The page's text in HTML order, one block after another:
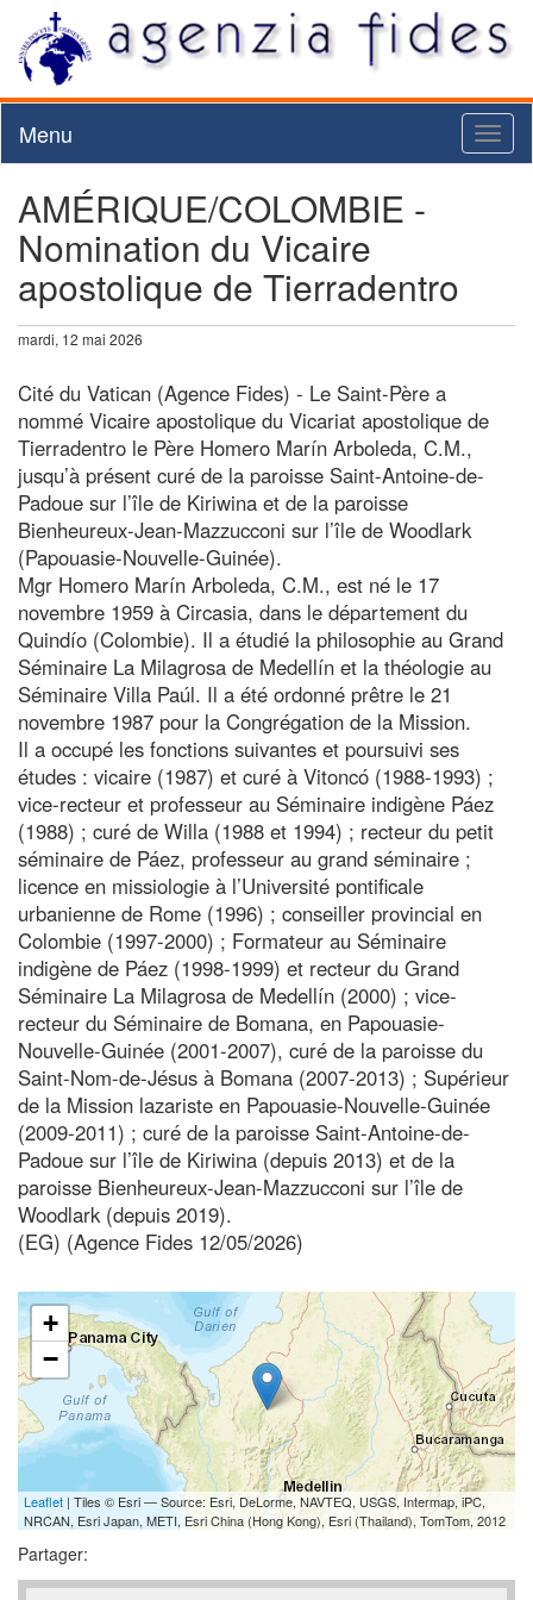
Menu
AMÉRIQUE/COLOMBIE -
Nomination du Vicaire
apostolique de Tierradentro
mardi, 12 mai 2026
Cité du Vatican (Agence Fides) - Le Saint-Père a
nommé Vicaire apostolique du Vicariat apostolique de
Tierradentro le Père Homero Marín Arboleda, C.M.,
jusqu’à présent curé de la paroisse Saint-Antoine-de-
Padoue sur l’île de Kiriwina et de la paroisse
Bienheureux-Jean-Mazzucconi sur l’île de Woodlark
(Papouasie-Nouvelle-Guinée).
Mgr Homero Marín Arboleda, C.M., est né le 17
novembre 1959 à Circasia, dans le département du
Quindío (Colombie). Il a étudié la philosophie au Grand
Séminaire La Milagrosa de Medellín et la théologie au
Séminaire Villa Paúl. Il a été ordonné prêtre le 21
novembre 1987 pour la Congrégation de la Mission.
Il a occupé les fonctions suivantes et poursuivi ses
études : vicaire (1987) et curé à Vitoncó (1988-1993) ;
vice-recteur et professeur au Séminaire indigène Páez
(1988) ; curé de Willa (1988 et 1994) ; recteur du petit
séminaire de Páez, professeur au grand séminaire ;
licence en missiologie à l’Université pontificale
urbanienne de Rome (1996) ; conseiller provincial en
Colombie (1997-2000) ; Formateur au Séminaire
indigène de Páez (1998-1999) et recteur du Grand
Séminaire La Milagrosa de Medellín (2000) ; vice-
recteur du Séminaire de Bomana, en Papouasie-
Nouvelle-Guinée (2001-2007), curé de la paroisse du
Saint-Nom-de-Jésus à Bomana (2007-2013) ; Supérieur
de la Mission lazariste en Papouasie-Nouvelle-Guinée
(2009-2011) ; curé de la paroisse Saint-Antoine-de-
Padoue sur l’île de Kiriwina (depuis 2013) et de la
paroisse Bienheureux-Jean-Mazzucconi sur l’île de
Woodlark (depuis 2019).
(EG) (Agence Fides 12/05/2026)
+
−
Leaflet | Tiles © Esri — Source: Esri, DeLorme, NAVTEQ, USGS, Intermap, iPC,
NRCAN, Esri Japan, METI, Esri China (Hong Kong), Esri (Thailand), TomTom, 2012
Partager: